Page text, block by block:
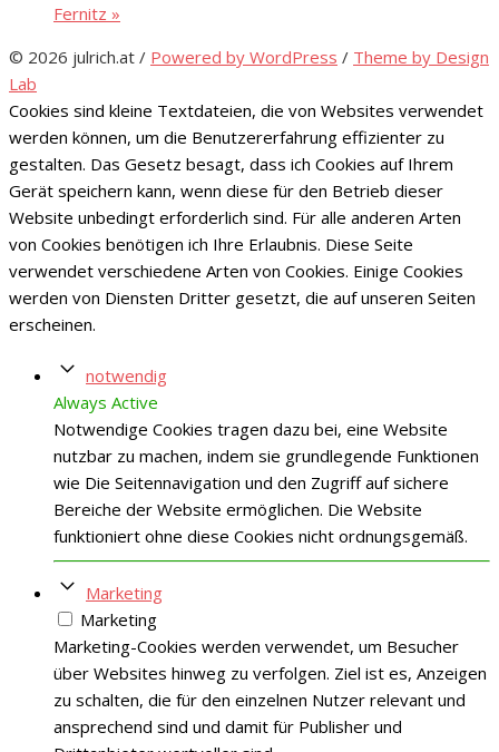
Fernitz »
© 2026 julrich.at / Powered by WordPress / Theme by Design
Lab
Cookies sind kleine Textdateien, die von Websites verwendet
werden können, um die Benutzererfahrung effizienter zu
gestalten. Das Gesetz besagt, dass ich Cookies auf Ihrem
Gerät speichern kann, wenn diese für den Betrieb dieser
Website unbedingt erforderlich sind. Für alle anderen Arten
von Cookies benötigen ich Ihre Erlaubnis. Diese Seite
verwendet verschiedene Arten von Cookies. Einige Cookies
werden von Diensten Dritter gesetzt, die auf unseren Seiten
erscheinen.
notwendig
Always Active
Notwendige Cookies tragen dazu bei, eine Website
nutzbar zu machen, indem sie grundlegende Funktionen
wie Die Seitennavigation und den Zugriff auf sichere
Bereiche der Website ermöglichen. Die Website
funktioniert ohne diese Cookies nicht ordnungsgemäß.
Marketing
Marketing
Marketing-Cookies werden verwendet, um Besucher
über Websites hinweg zu verfolgen. Ziel ist es, Anzeigen
zu schalten, die für den einzelnen Nutzer relevant und
ansprechend sind und damit für Publisher und